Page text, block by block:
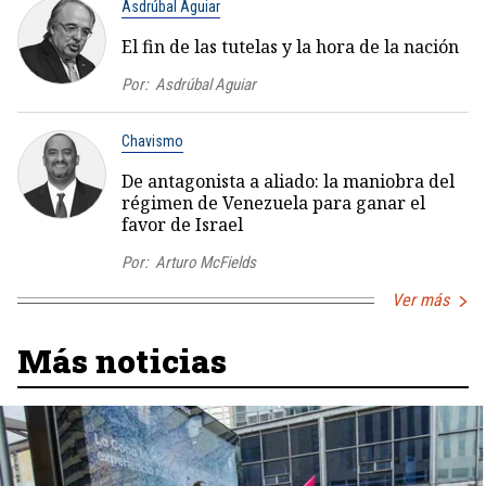
Asdrúbal Aguiar
El fin de las tutelas y la hora de la nación
Por: Asdrúbal Aguiar
Chavismo
De antagonista a aliado: la maniobra del
régimen de Venezuela para ganar el
favor de Israel
Por: Arturo McFields
Ver más
Más noticias